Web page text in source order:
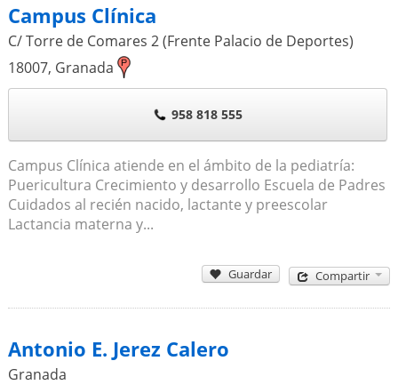
Campus Clínica
C/ Torre de Comares 2 (Frente Palacio de Deportes)
18007, Granada
958 818 555
Campus Clínica atiende en el ámbito de la pediatría:
Puericultura Crecimiento y desarrollo Escuela de Padres
Cuidados al recién nacido, lactante y preescolar
Lactancia materna y...
Guardar Compartir
Antonio E. Jerez Calero
Granada